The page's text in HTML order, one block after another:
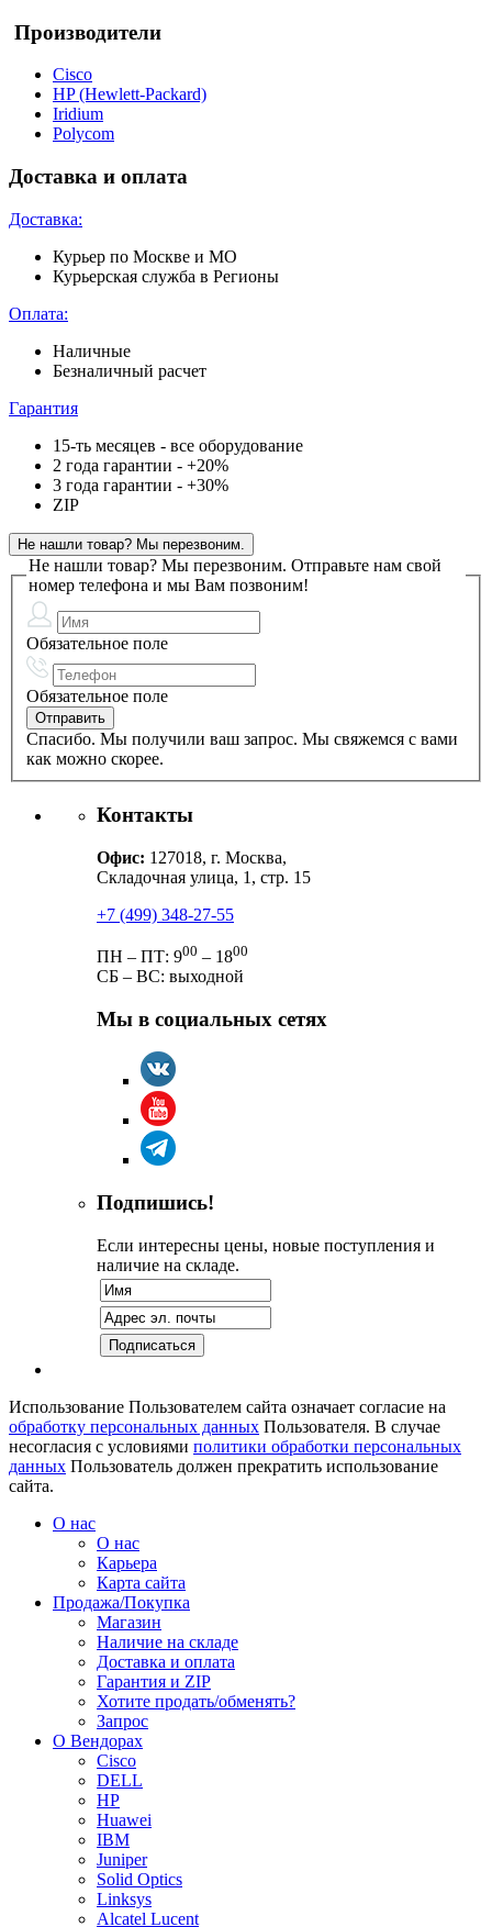
Производители
Cisco
HP (Hewlett-Packard)
Iridium
Polycom
Доставка и оплата
Доставка:
Курьер по Москве и МО
Курьерская служба в Регионы
Оплата:
Наличные
Безналичный расчет
Гарантия
15-ть месяцев - все оборудование
2 года гарантии - +20%
3 года гарантии - +30%
ZIP
Не нашли товар? Мы перезвоним.
Не нашли товар? Мы перезвоним. Отправьте нам свой
номер телефона и мы Вам позвоним!
Обязательное поле
Обязательное поле
Спасибо. Мы получили ваш запрос. Мы свяжемся с вами
как можно скорее.
Контакты
Офис: 127018, г. Москва,
Складочная улица, 1, стр. 15
+7 (499) 348-27-55
ПН – ПТ: 900 – 1800
СБ – ВС: выходной
Мы в социальных сетях
Подпишись!
Если интересны цены, новые поступления и
наличие на складе.
Использование Пользователем сайта означает согласие на
обработку персональных данных Пользователя. В случае
несогласия с условиями политики обработки персональных
данных Пользователь должен прекратить использование
сайта.
О нас
О нас
Карьера
Карта сайта
Продажа/Покупка
Магазин
Наличие на складе
Доставка и оплата
Гарантия и ZIP
Хотите продать/обменять?
Запрос
О Вендорах
Cisco
DELL
HP
Huawei
IBM
Juniper
Solid Optics
Linksys
Alcatel Lucent